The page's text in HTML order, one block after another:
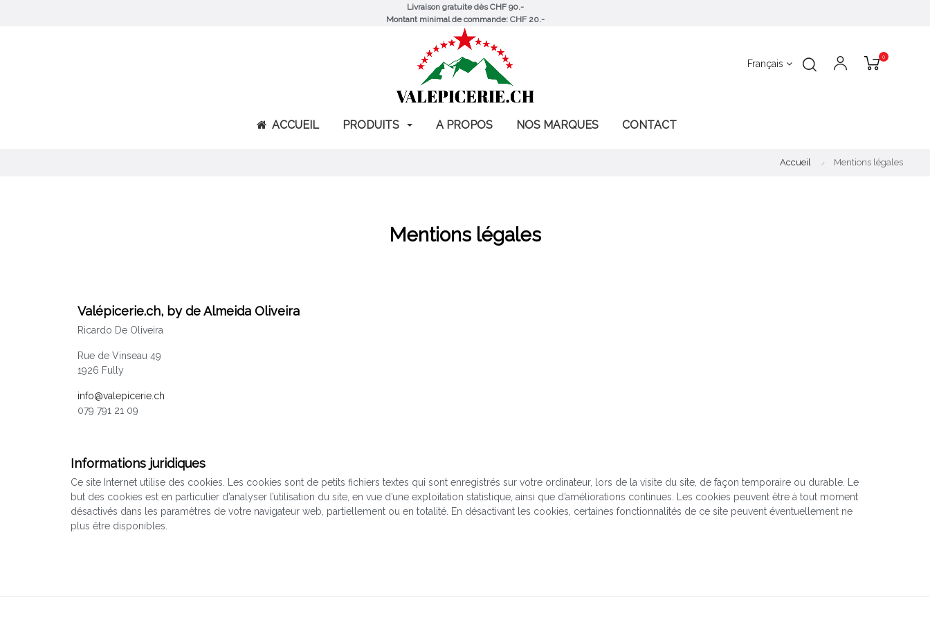
Livraison gratuite dès CHF 90.-
Montant minimal de commande: CHF 20.-
0
Français
ACCUEIL PRODUITS A PROPOS NOS MARQUES CONTACT
Accueil Mentions légales
Mentions légales
Valépicerie.ch, by de Almeida Oliveira
Ricardo De Oliveira
Rue de Vinseau 49
1926 Fully
info@valepicerie.ch
079 791 21 09
Informations juridiques
​Ce site Internet utilise des cookies. Les cookies sont de petits fichiers textes qui sont enregistrés sur votre ordinateur, lors de la visite du site, de façon temporaire ou durable. Le
but des cookies est en particulier d’analyser l’utilisation du site, en vue d’une exploitation statistique, ainsi que d’améliorations continues. Les cookies peuvent être à tout moment
désactivés dans les paramètres de votre navigateur web, partiellement ou en totalité. En désactivant les cookies, certaines fonctionnalités de ce site peuvent éventuellement ne
plus être disponibles.